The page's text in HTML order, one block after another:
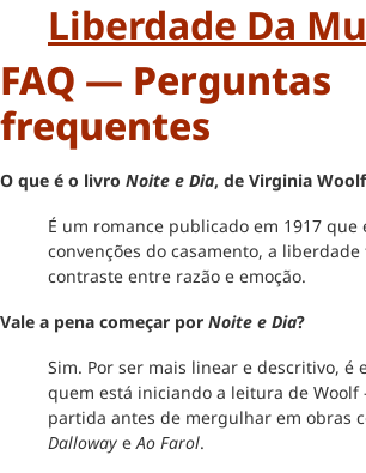
Liberdade Da
FAQ — Perguntas
frequentes
O que é o livro Noite e Dia, de Virginia
É um romance publicado em 1917 que
convenções do casamento, a
contraste entre razão e emoção.
Vale a pena começar por Noite e Dia?
Sim. Por ser mais linear e descritivo, é
quem está iniciando a leitura de
partida antes de mergulhar em obras
Dalloway e Ao Farol.